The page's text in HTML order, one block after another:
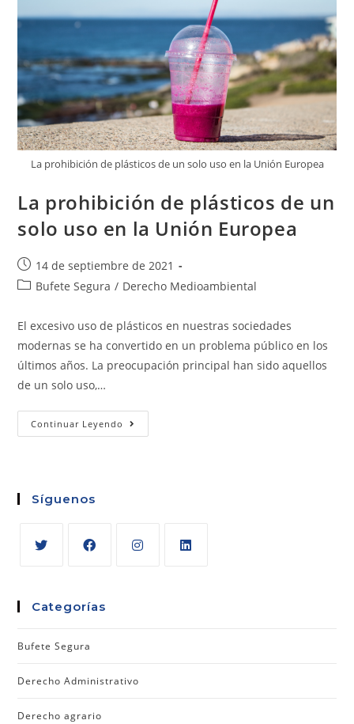
La prohibición de plásticos de un solo uso en la Unión Europea
La prohibición de plásticos de un
solo uso en la Unión Europea
14 de septiembre de 2021
Bufete Segura / Derecho Medioambiental
El excesivo uso de plásticos en nuestras sociedades
modernas se ha convertido en un problema público en los
últimos años. La preocupación principal han sido aquellos
de un solo uso,…
Continuar Leyendo
Síguenos
Categorías
Bufete Segura
Derecho Administrativo
Derecho agrario